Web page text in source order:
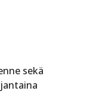
sekä